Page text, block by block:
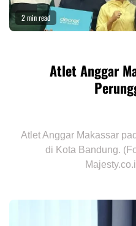
2 min read
Atlet Anggar
Atlet Anggar Makassar
di Kota Bandung.